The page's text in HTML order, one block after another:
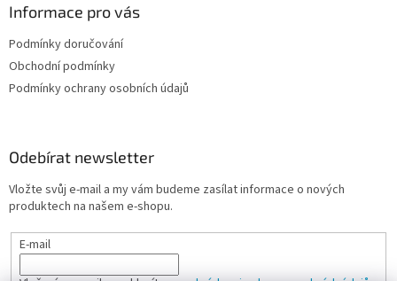
Informace pro vás
Podmínky doručování
Obchodní podmínky
Podmínky ochrany osobních údajů
Odebírat newsletter
Vložte svůj e-mail a my vám budeme zasílat informace o nových
produktech na našem e-shopu.
E-mail